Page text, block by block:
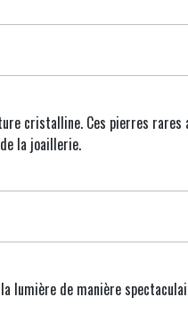
cristalline. Ces pierres
la joaillerie.
de manière